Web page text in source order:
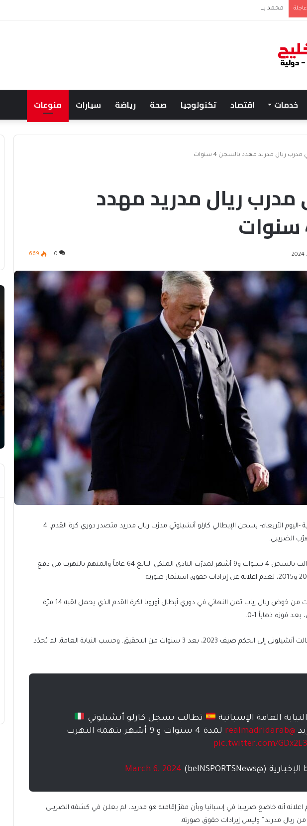
عاجلة محمد بن زايد وبوتين يتباحثان هاتفياً حول التعاون والتطورات الإقليمية والدولية
خدمات اقتصاد تكنولوجيا صحة رياضة سيارات منوعات
مدرب ريال مدريد مهدد بالسجن 4 سنوات
مدرب ريال مدريد مهدد
0
669
طالبت النيابة العامة الإسبانية -اليوم الأربعاء- بسجن الإيطالي كارلو أنشيلوتي مدرّب ريال مدريد متصدر دوري كرة القدم، 4
وأشارت في بيان إلى أنها تطالب بالسجن 4 سنوات و9 أشهر لمدرّب النادي الملكي البالغ 64 عاماً والمتهم بالتهرب من دفع
ويأتي هذا الإعلان قبل ساعات من خوض ريال إياب ثمن النهائي في دوري أبطال أوروبا لكرة القدم الذي يحمل لقبه 14 مرّة
فوزه ذهاباً 1-0.
وكانت محكمة جزاء مدريد أحالت أنشيلوتي إلى الحكم صيف 2023، بعد 3 سنوات من التحقيق. وحسب النيابة العامة، لم يُحدّد
العامة الإسبانية
تطالب بسجل كارلو أنشيلوتي
@realmadridarab
لمدة 4 سنوات و 9 أشهر بتهمة التهرب
pic.twitter.com/
March 6, 2024
اعلانه أنه خاضع ضريبيا في إسبانيا وبأن مقرّ إقامته هو مدريد، لم يعلن في كشفه الضريبي
ريال مدريد” وليس إيرادات حقوق صورته.